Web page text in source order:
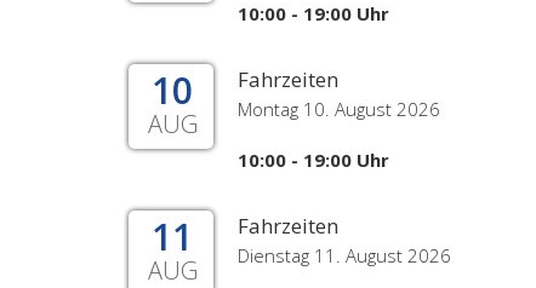
10:00 - 19:00 Uhr
10
AUG
Fahrzeiten
Montag 10. August 2026
10:00 - 19:00 Uhr
11
AUG
Fahrzeiten
Dienstag 11. August 2026